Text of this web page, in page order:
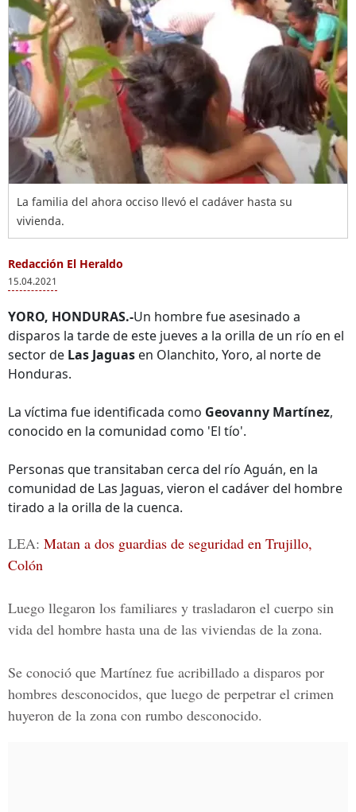
La familia del ahora occiso llevó el cadáver hasta su
vivienda.
Redacción El Heraldo
15.04.2021
YORO, HONDURAS.-Un hombre fue asesinado a
disparos la tarde de este jueves a la orilla de un río en el
sector de Las Jaguas en Olanchito, Yoro, al norte de
Honduras.
La víctima fue identificada como Geovanny Martínez,
conocido en la comunidad como 'El tío'.
Personas que transitaban cerca del río Aguán, en la
comunidad de Las Jaguas, vieron el cadáver del hombre
tirado a la orilla de la cuenca.
LEA: Matan a dos guardias de seguridad en Trujillo,
Colón
Luego llegaron los familiares y trasladaron el cuerpo sin
vida del hombre hasta una de las viviendas de la zona.
Se conoció que Martínez fue acribillado a disparos por
hombres desconocidos, que luego de perpetrar el crimen
huyeron de la zona con rumbo desconocido.